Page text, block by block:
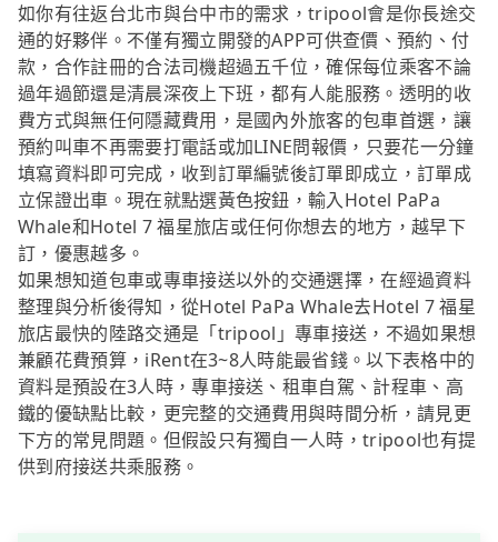
如你有往返台北市與台中市的需求，tripool會是你長途交
通的好夥伴。不僅有獨立開發的APP可供查價、預約、付
款，合作註冊的合法司機超過五千位，確保每位乘客不論
過年過節還是清晨深夜上下班，都有人能服務。透明的收
費方式與無任何隱藏費用，是國內外旅客的包車首選，讓
預約叫車不再需要打電話或加LINE問報價，只要花一分鐘
填寫資料即可完成，收到訂單編號後訂單即成立，訂單成
立保證出車。現在就點選黃色按鈕，輸入Hotel PaPa
Whale和Hotel 7 福星旅店或任何你想去的地方，越早下
訂，優惠越多。
如果想知道包車或專車接送以外的交通選擇，在經過資料
整理與分析後得知，從Hotel PaPa Whale去Hotel 7 福星
旅店最快的陸路交通是「tripool」專車接送，不過如果想
兼顧花費預算，iRent在3~8人時能最省錢。以下表格中的
資料是預設在3人時，專車接送、租車自駕、計程車、高
鐵的優缺點比較，更完整的交通費用與時間分析，請見更
下方的常見問題。但假設只有獨自一人時，tripool也有提
供到府接送共乘服務。